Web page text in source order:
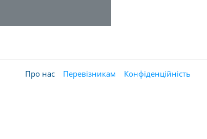
Про нас Перевізникам Конфіденційність